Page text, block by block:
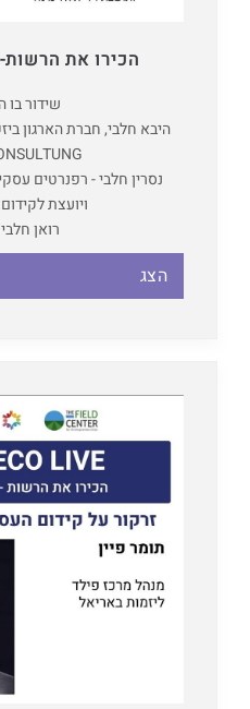
הכירו את
שידור בו
היבא חלבי, חברת הארגון
נסרין חלבי - רפנרטים
ויועצת
רואן
הצג